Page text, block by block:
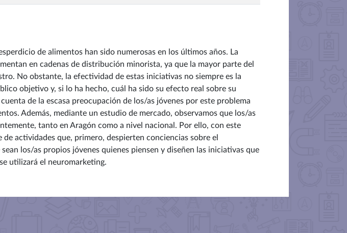
de alimentos han sido numerosas en los últimos años. La
en cadenas de distribución minorista, ya que la mayor parte del
No obstante, la efectividad de estas iniciativas no siempre es la
objetivo y, si lo ha hecho, cuál ha sido su efecto real sobre su
de la escasa preocupación de los/as jóvenes por este problema
Además, mediante un estudio de mercado, observamos que los/as
tanto en Aragón como a nivel nacional. Por ello, con este
actividades que, primero, despierten conciencias sobre el
los/as propios jóvenes quienes piensen y diseñen las iniciativas que
utilizará el neuromarketing.